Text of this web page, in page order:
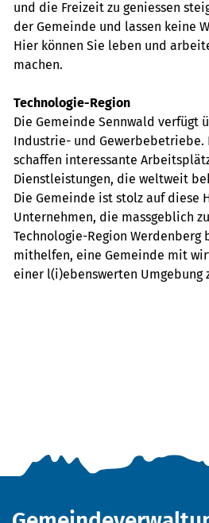
und die Freizeit zu geniessen
der Gemeinde und lassen keine
Hier können Sie leben und
machen.
Technologie-Region
Die Gemeinde Sennwald verfügt
Industrie- und Gewerbebetriebe.
schaffen interessante
Dienstleistungen, die weltweit
Die Gemeinde ist stolz auf diese
Unternehmen, die massgeblich
Technologie-Region Werdenberg
mithelfen, eine Gemeinde mit
einer l(i)ebenswerten Umgebung